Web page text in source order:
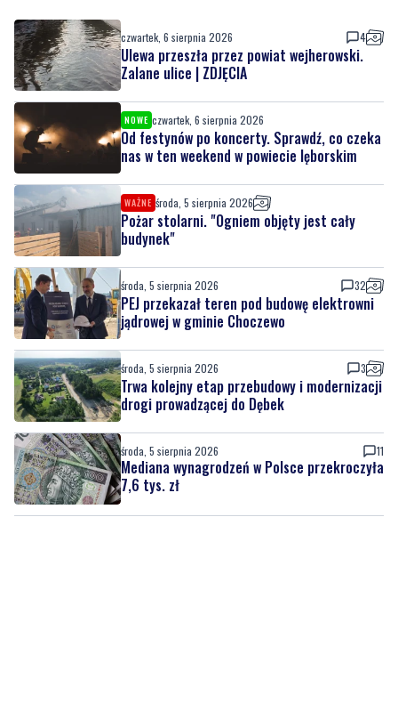
NOWE czwartek, 6 sierpnia 2026
Od festynów po koncerty. Sprawdź, co czeka
WAŻNE środa, 5 sierpnia 2026
Pożar stolarni. "Ogniem objęty jest cały
środa, 5 sierpnia 2026 32
PEJ przekazał teren pod budowę elektrowni
środa, 5 sierpnia 2026 3
Trwa kolejny etap przebudowy i modernizacji
środa, 5 sierpnia 2026 11
Mediana wynagrodzeń w Polsce przekroczyła
7,6 tys. zł